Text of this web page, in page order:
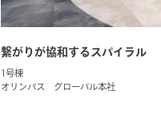
繋がりが協和するスパイラル
1号棟
オリンパス グローバル本社